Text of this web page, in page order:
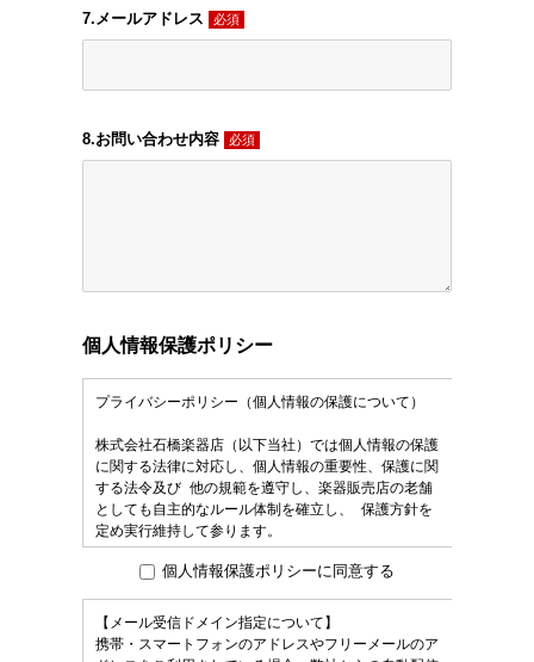
7.メールアドレス 必須
8.お問い合わせ内容 必須
個人情報保護ポリシー
個人情報保護ポリシーに同意する